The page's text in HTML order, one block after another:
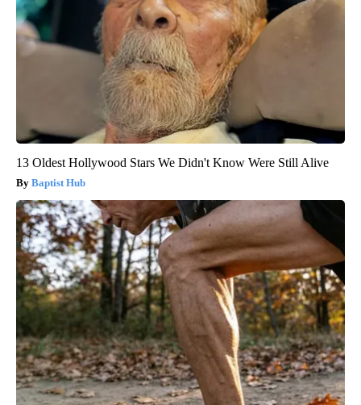
13 Oldest Hollywood Stars We Didn't Know Were Still Alive
Baptist Hub